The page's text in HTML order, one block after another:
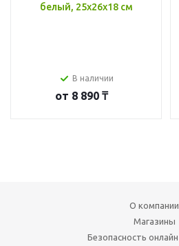
белый, 25x26x18 см
В наличии
от 8 890 ₸
О компании
Магазины
Безопасность